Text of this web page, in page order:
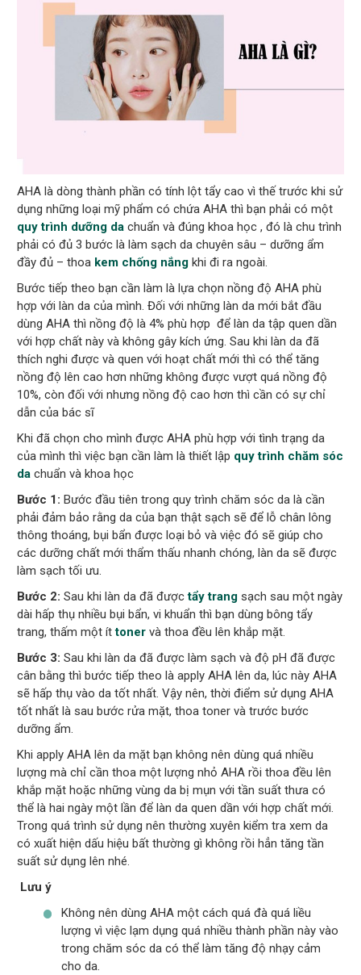
AHA là dòng thành phần có tính lột tẩy cao vì thế trước khi sử
dụng những loại mỹ phẩm có chứa AHA thì bạn phải có một
quy trình dưỡng da chuẩn và đúng khoa học , đó là chu trình
phải có đủ 3 bước là làm sạch da chuyên sâu – dưỡng ẩm
đầy đủ – thoa kem chống nắng khi đi ra ngoài.
Bước tiếp theo bạn cần làm là lựa chọn nồng độ AHA phù
hợp với làn da của mình. Đối với những làn da mới bắt đầu
dùng AHA thì nồng độ là 4% phù hợp để làn da tập quen dần
với hợp chất này và không gây kích ứng. Sau khi làn da đã
thích nghi được và quen với hoạt chất mới thì có thể tăng
nồng độ lên cao hơn những không được vượt quá nồng độ
10%, còn đối với nhưng nồng độ cao hơn thì cần có sự chỉ
dẫn của bác sĩ
Khi đã chọn cho mình được AHA phù hợp với tình trạng da
của mình thì việc bạn cần làm là thiết lập quy trình chăm sóc
da chuẩn và khoa học
Bước 1: Bước đầu tiên trong quy trình chăm sóc da là cần
phải đảm bảo rằng da của bạn thật sạch sẽ để lỗ chân lông
thông thoáng, bụi bẩn được loại bỏ và việc đó sẽ giúp cho
các dưỡng chất mới thẩm thấu nhanh chóng, làn da sẽ được
làm sạch tối ưu.
Bước 2: Sau khi làn da đã đượctẩy trang sạch sau một ngày
dài hấp thụ nhiều bụi bẩn, vi khuẩn thì bạn dùng bông tẩy
trang, thấm một íttoner và thoa đều lên khắp mặt.
Bước 3: Sau khi làn da đã được làm sạch và độ pH đã được
cân bằng thì bước tiếp theo là apply AHA lên da, lúc này AHA
sẽ hấp thụ vào da tốt nhất. Vậy nên, thời điểm sử dụng AHA
tốt nhất là sau bước rửa mặt, thoa toner và trước bước
dưỡng ẩm.
Khi apply AHA lên da mặt bạn không nên dùng quá nhiều
lượng mà chỉ cần thoa một lượng nhỏ AHA rồi thoa đều lên
khắp mặt hoặc những vùng da bị mụn với tần suất thưa có
thể là hai ngày một lần để làn da quen dần với hợp chất mới.
Trong quá trình sử dụng nên thường xuyên kiểm tra xem da
có xuất hiện dấu hiệu bất thường gì không rồi hẳn tăng tần
suất sử dụng lên nhé.
Lưu ý
Không nên dùng AHA một cách quá đà quá liều
lượng vì việc lạm dụng quá nhiều thành phần này vào
trong chăm sóc da có thể làm tăng độ nhạy cảm
cho da.